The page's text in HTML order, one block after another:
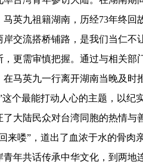
英九祖籍湖南，历经73年终回
交流搭桥铺路，是我们当仁不
更需审慎把握。通过与相关部
马英九一行离开湖南当晚及时
个最能打动人心的主题，以纪
大陆民众对台湾同胞的热情与
来喽”，道出了血浓于水的骨肉
年共话传承中华文化，到两地